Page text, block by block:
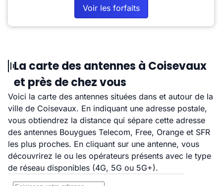
Voir les forfaits
La carte des antennes à Coisevaux
et près de chez vous
Voici la carte des antennes situées dans et autour de la
ville de Coisevaux. En indiquant une adresse postale,
vous obtiendrez la distance qui sépare cette adresse
des antennes Bouygues Telecom, Free, Orange et SFR
les plus proches. En cliquant sur une antenne, vous
découvrirez le ou les opérateurs présents avec le type
de réseau disponibles (4G, 5G ou 5G+).